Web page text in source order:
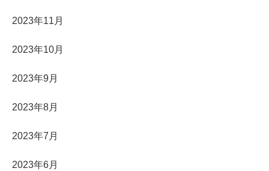
2023年11月
2023年10月
2023年9月
2023年8月
2023年7月
2023年6月